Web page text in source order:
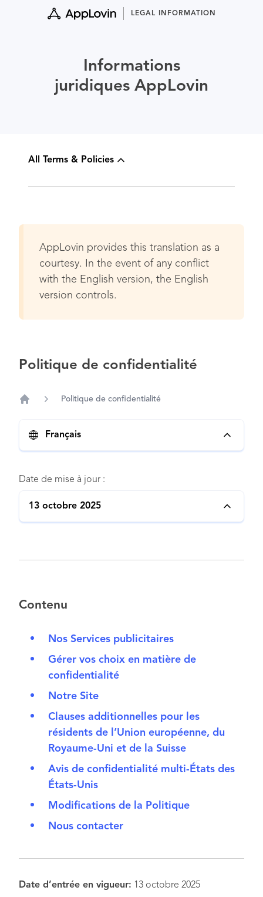
LEGAL INFORMATION
Informations
juridiques AppLovin
All Terms & Policies
AppLovin provides this translation as a
courtesy. In the event of any conflict
with the English version, the English
version controls.
Politique de confidentialité
Politique de confidentialité
Français
Date de mise à jour :
13 octobre 2025
Contenu
Nos Services publicitaires
Gérer vos choix en matière de
confidentialité
Notre Site
Clauses additionnelles pour les
résidents de l’Union européenne, du
Royaume-Uni et de la Suisse
Avis de confidentialité multi-États des
États-Unis
Modifications de la Politique
Nous contacter
Date d’entrée en vigueur: 13 octobre 2025